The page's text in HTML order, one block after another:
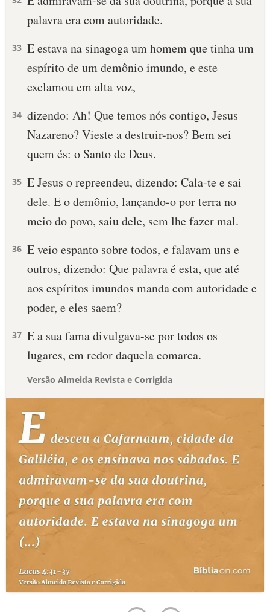
palavra era com autoridade.
33 E estava na sinagoga um homem que tinha um
espírito de um demônio imundo, e este
exclamou em alta voz,
34 dizendo: Ah! Que temos nós contigo, Jesus
Nazareno? Vieste a destruir-nos? Bem sei
quem és: o Santo de Deus.
35 E Jesus o repreendeu, dizendo: Cala-te e sai
dele. E o demônio, lançando-o por terra no
meio do povo, saiu dele, sem lhe fazer mal.
36 E veio espanto sobre todos, e falavam uns e
outros, dizendo: Que palavra é esta, que até
aos espíritos imundos manda com autoridade e
poder, e eles saem?
37 E a sua fama divulgava-se por todos os
lugares, em redor daquela comarca.
Versão Almeida Revista e Corrigida